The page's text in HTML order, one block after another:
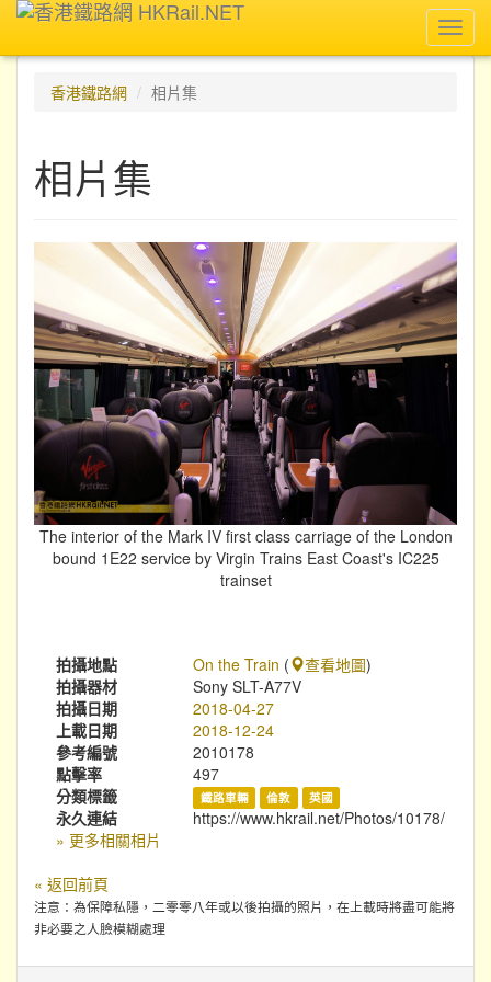
香港鐵路網
相片集
相片集
The interior of the Mark IV first class carriage of the London
bound 1E22 service by Virgin Trains East Coast's IC225
trainset
拍攝地點 On the Train ( 查看地圖)
拍攝器材
Sony SLT-A77V
拍攝日期
2018-04-27
上載日期
2018-12-24
參考編號
2010178
點擊率
497
分類標籤
鐵路車輛 倫敦 英國
永久連結
https://www.hkrail.net/Photos/10178/
» 更多相關相片
« 返回前頁
注意：為保障私隱，二零零八年或以後拍攝的照片，在上載時將盡可能將
非必要之人臉模糊處理